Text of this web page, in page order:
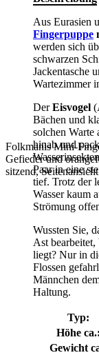
Folkmanis Mini-
Gefieder und
sitzend, Seitenansicht
Aus Eurasien
Fingerpuppe
werden sich
schwarzen
Jackentasche
Wartezimmer
DerEisvogel
Bächen und
solchen Warte
hinab und
Paar in eine
tief. Trotz der
Wasser kaum
Strömung
Wussten Sie,
Ast
liegt? Nur in
Flossen
Männchen
Haltung.
Typ:
Höhe ca.:
Gewicht